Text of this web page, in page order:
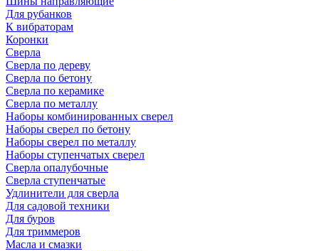
Для рубанков
К вибраторам
Коронки
Сверла
Сверла по дереву
Сверла по бетону
Сверла по керамике
Сверла по металлу
Наборы комбинированных сверел
Наборы сверел по бетону
Наборы сверел по металлу
Наборы ступенчатых сверел
Сверла опалубочные
Сверла ступенчатые
Удлинители для сверла
Для садовой техники
Для буров
Для триммеров
Масла и смазки